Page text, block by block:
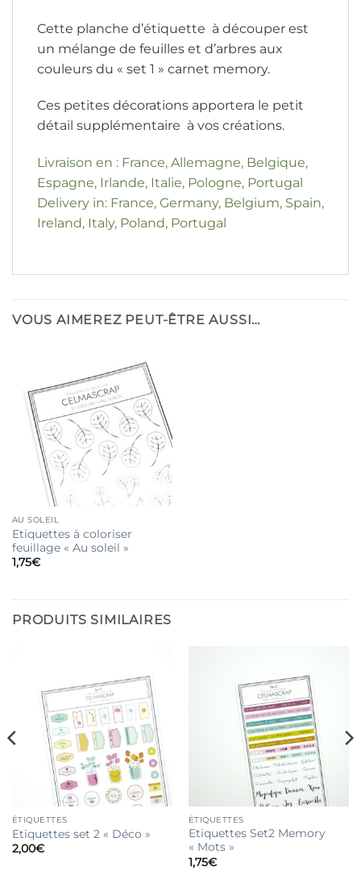
Cette planche d’étiquette à découper est
un mélange de feuilles et d’arbres aux
couleurs du « set 1 » carnet memory.
Ces petites décorations apportera le petit
détail supplémentaire à vos créations.
Livraison en : France, Allemagne, Belgique,
Espagne, Irlande, Italie, Pologne, Portugal
Delivery in: France, Germany, Belgium, Spain,
Ireland, Italy, Poland, Portugal
VOUS AIMEREZ PEUT-ÊTRE AUSSI…
AU SOLEIL
Etiquettes à coloriser
feuillage « Au soleil »
1,75€
PRODUITS SIMILAIRES
ÉTIQUETTES
Etiquettes set 2 « Déco »
2,00€
ÉTIQUETTES
Etiquettes Set2 Memory
« Mots »
1,75€